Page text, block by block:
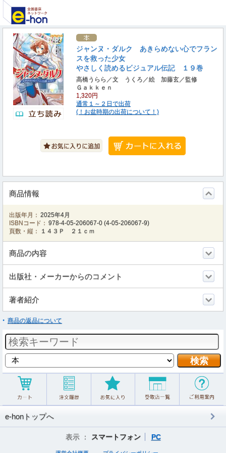
ジャンヌ・ダルク あきらめない心でフラン
スを救った少女
やさしく読めるビジュアル伝記 １９巻
高橋うらら／文 うくろ／絵 加藤玄／監修
Ｇａｋｋｅｎ
1,320円
通常１～２日で出荷
(！お盆時期の出荷について！)
商品情報
出版年月： 2025年4月
ISBNコード： 978-4-05-206067-0 (4-05-206067-9)
頁数・縦：
１４３Ｐ ２１ｃｍ
商品の内容
出版社・メーカーからのコメント
著者紹介
商品の返品について
e-honトップへ
表示 ： スマートフォン PC